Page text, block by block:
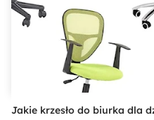
Jakie krzesło do biurka dla